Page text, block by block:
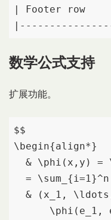
| Footer
数学公式支持
扩展功能。
$$
\begin{align*}
& \phi(x,y) =
=
& (x_1,
\phi(e_1,